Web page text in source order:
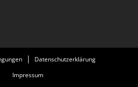
Datenschutzerklärung
Impressum